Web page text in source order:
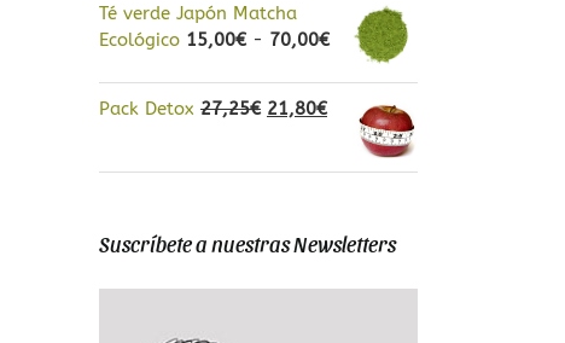
14,00€
desde
3,60€
16,00€
Té verde Japón Matcha
Ecológico 15,00€ - 70,00€Rango
desde
15,00€
hasta
Pack Detox 27,25€ El
21,80€El
precio
actual
Suscríbete a nuestras Newsletters